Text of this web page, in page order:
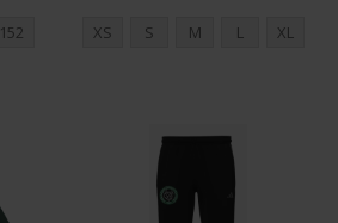
152
XS S M L XL